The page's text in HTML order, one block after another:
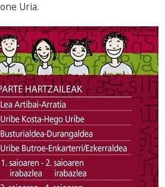
Uria.